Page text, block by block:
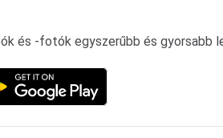
és -fotók egyszerűbb és gyorsabb